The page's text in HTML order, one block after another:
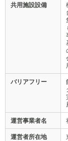
共用施設設備
バリアフリー
運営事業者名
運営者所在地